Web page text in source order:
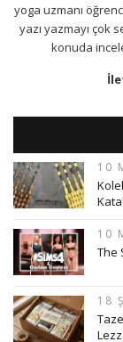
yoga uzmanı
yazı yazmayı çok
konuda
10
10
The
18